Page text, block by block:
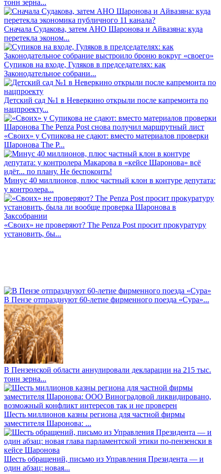
тонн зерна...
Сначала Судакова, затем АНО Шаронова и Айвазяна: куда
перетекла эконом...
Супиков на входе, Гуляков в председателях: как
Законодательное собрани...
Детский сад №1 в Неверкино открыли после капремонта по
нацпроекту...
«Своих» у Супикова не сдают: вместо материалов проверки
Шаронова The P...
Минус 40 миллионов, плюс частный клон в контуре депутата:
у контролера...
«Своих» не проверяют? The Penza Post просит прокуратуру
установить, бы...
В Пензе отпразднуют 60-летие фирменного поезда «Сура»...
В Пензенской области аннулировали декларации на 215 тыс.
тонн зерна...
Шесть миллионов казны региона для частной фирмы
заместителя Шаронова: ...
Шесть обращений, письмо из Управления Президента — и
один абзац: новая...